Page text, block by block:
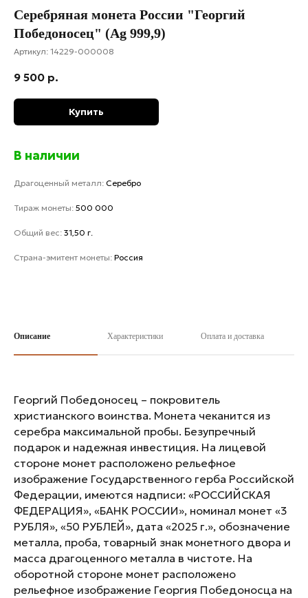
Серебряная монета России "Георгий
Победоносец" (Ag 999,9)
Артикул: 14229-000008
9 500 р.
Купить
В наличии
Драгоценный металл: Серебро
Тираж монеты: 500 000
Общий вес: 31,50 г.
Страна-эмитент монеты: Россия
Описание Характеристики Оплата и доставка
Георгий Победоносец – покровитель
христианского воинства. Монета чеканится из
серебра максимальной пробы. Безупречный
подарок и надежная инвестиция. На лицевой
стороне монет расположено рельефное
изображение Государственного герба Российской
Федерации, имеются надписи: «РОССИЙСКАЯ
ФЕДЕРАЦИЯ», «БАНК РОССИИ», номинал монет «3
РУБЛЯ», «50 РУБЛЕЙ», дата «2025 г.», обозначение
металла, проба, товарный знак монетного двора и
масса драгоценного металла в чистоте. На
оборотной стороне монет расположено
рельефное изображение Георгия Победоносца на